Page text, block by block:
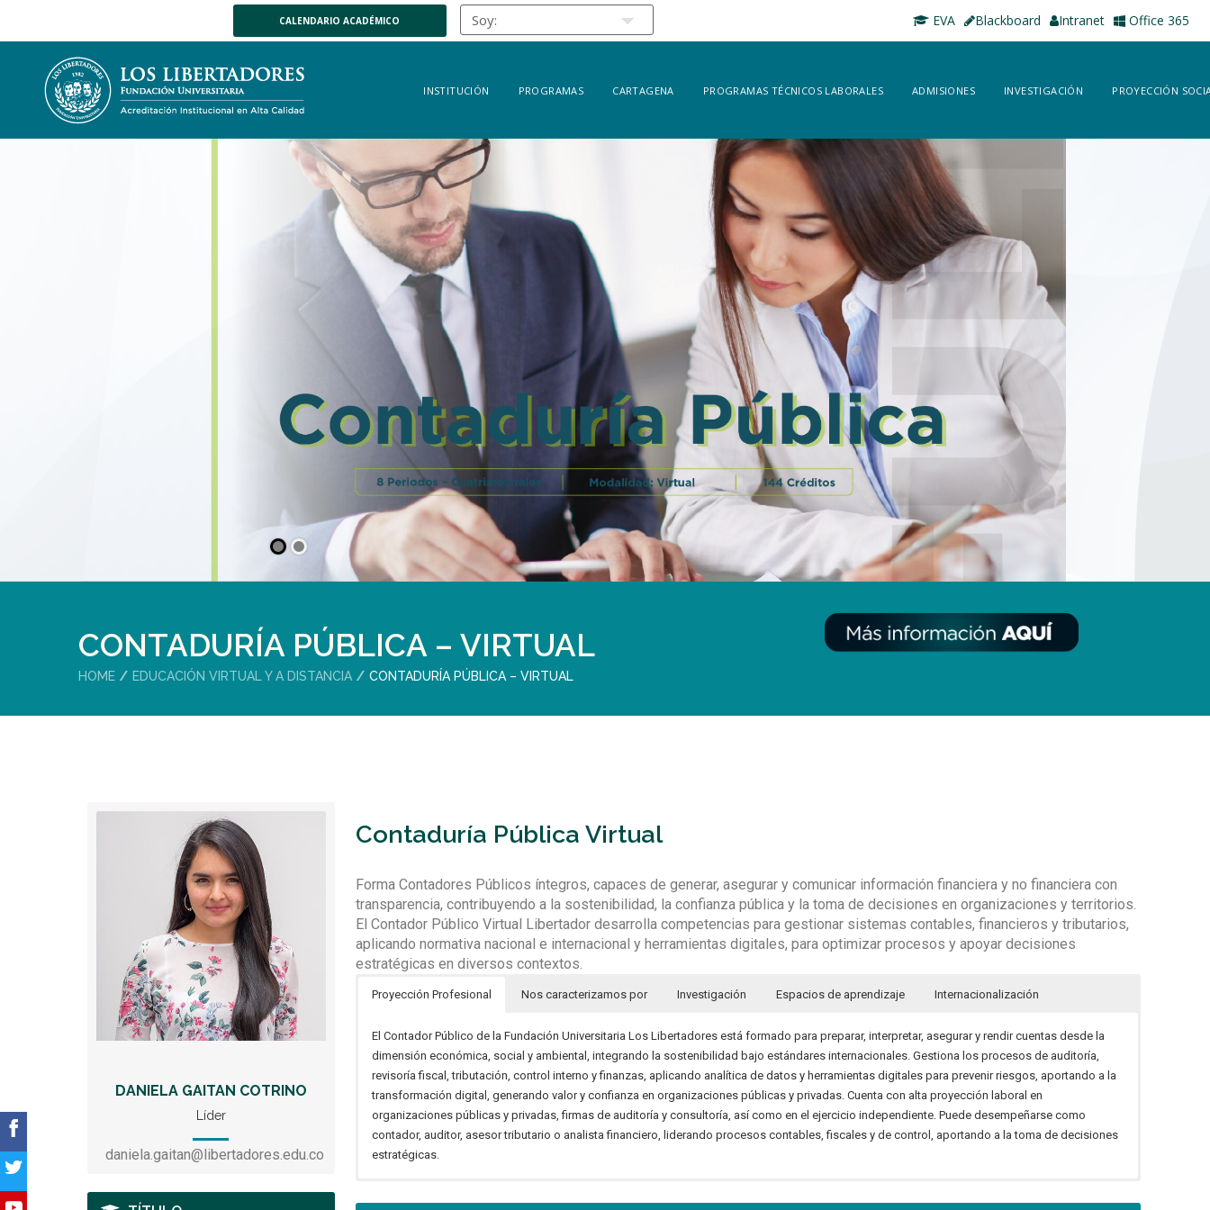
CALENDARIO ACADÉMICO EVA Blackboard Intranet Office 365
INSTITUCIÓN PROGRAMAS CARTAGENA PROGRAMAS TÉCNICOS LABORALES ADMISIONES INVESTIGACIÓN PROYECCIÓN
CONTADURÍA PÚBLICA – VIRTUAL
HOME EDUCACIÓN VIRTUAL Y A DISTANCIA CONTADURÍA PÚBLICA – VIRTUAL
DANIELA GAITAN COTRINO
Líder
daniela.gaitan@libertadores.edu.co
Contaduría Pública Virtual
Forma Contadores Públicos íntegros, capaces de generar, asegurar y comunicar información financiera y no financiera con
transparencia, contribuyendo a la sostenibilidad, la confianza pública y la toma de decisiones en organizaciones y territorios.
El Contador Público Virtual Libertador desarrolla competencias para gestionar sistemas contables, financieros y tributarios,
aplicando normativa nacional e internacional y herramientas digitales, para optimizar procesos y apoyar decisiones
estratégicas en diversos contextos.
Proyección Profesional Nos caracterizamos por Investigación Espacios de aprendizaje Internacionalización
El Contador Público de la Fundación Universitaria Los Libertadores está formado para preparar, interpretar, asegurar y rendir cuentas desde la
dimensión económica, social y ambiental, integrando la sostenibilidad bajo estándares internacionales. Gestiona los procesos de auditoría,
revisoría fiscal, tributación, control interno y finanzas, aplicando analítica de datos y herramientas digitales para prevenir riesgos, aportando a la
transformación digital, generando valor y confianza en organizaciones públicas y privadas. Cuenta con alta proyección laboral en
organizaciones públicas y privadas, firmas de auditoría y consultoría, así como en el ejercicio independiente. Puede desempeñarse como
contador, auditor, asesor tributario o analista financiero, liderando procesos contables, fiscales y de control, aportando a la toma de decisiones
estratégicas.
Modalidad virtual articulada con la presencial, que potencia cobertura, calidad e inclusión.
Área Contable